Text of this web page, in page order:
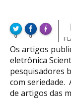
0 0
Made with
Os artigos
eletrônica
pesquisadores
com seriedade.
de artigos das